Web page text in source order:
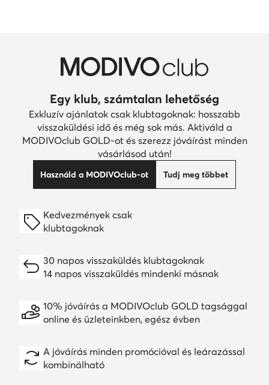
Egy klub, számtalan lehetőség
Exkluzív ajánlatok csak klubtagoknak: hosszabb
visszaküldési idő és még sok más. Aktiváld a
MODIVOclub GOLD-ot és szerezz jóváírást minden
vásárlásod után!
Használd a MODIVOclub-ot Tudj meg többet
Kedvezmények csak
klubtagoknak
30 napos visszaküldés klubtagoknak
14 napos visszaküldés mindenki másnak
10% jóváírás a MODIVOclub GOLD tagsággal
online és üzleteinkben, egész évben
A jóváírás minden promócióval és leárazással
kombinálható